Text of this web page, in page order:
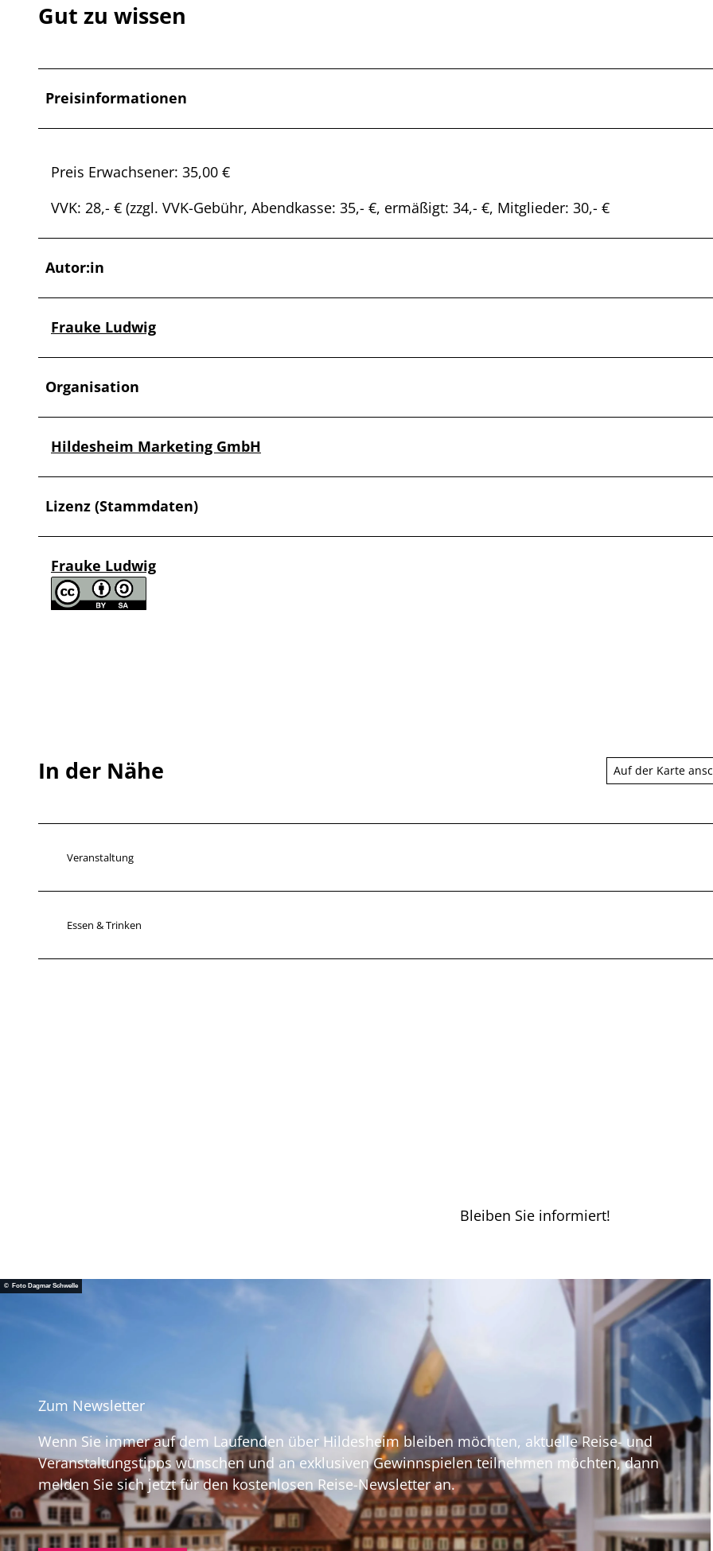
Gut zu wissen
Preisinformationen
Preis Erwachsener: 35,00 €
VVK: 28,- € (zzgl. VVK-Gebühr, Abendkasse: 35,- €, ermäßigt: 34,- €, Mitglieder: 30,- €
Autor:in
Frauke Ludwig
Organisation
Hildesheim Marketing GmbH
Lizenz (Stammdaten)
Frauke Ludwig
In der Nähe Auf der Karte
Veranstaltung
Essen & Trinken
Bleiben Sie informiert!
© Foto Dagmar Schwelle
Zum Newsletter
Wenn Sie immer auf dem Laufenden über Hildesheim bleiben möchten, aktuelle Reise- und
Veranstaltungstipps wünschen und an exklusiven Gewinnspielen teilnehmen möchten, dann
melden Sie sich jetzt für den kostenlosen Reise-Newsletter an.